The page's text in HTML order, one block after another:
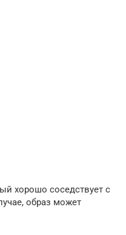
хорошо соседствует с
образ может